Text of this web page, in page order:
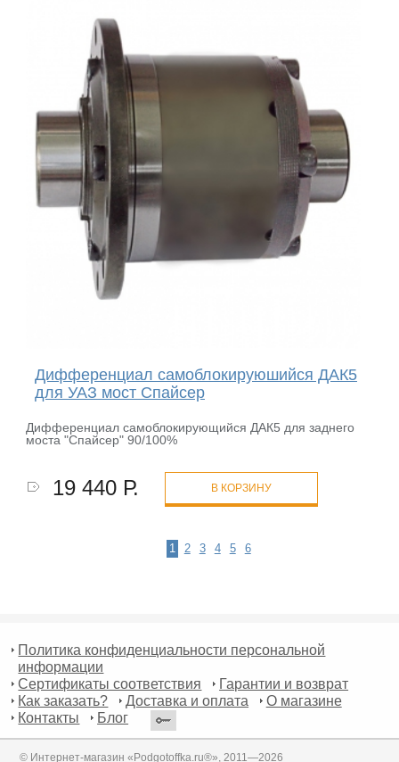
Дифференциал самоблокируюшийся ДАК5
для УАЗ мост Спайсер
Дифференциал самоблокирующийся ДАК5 для заднего
моста "Спайсер" 90/100%
19 440 Р. В КОРЗИНУ
1 2 3 4 5 6
Политика конфиденциальности персональной
информации
Сертификаты соответствия
Гарантии и возврат
Как заказать?
Доставка и оплата
О магазине
Контакты
Блог
© Интернет-магазин «Podgotoffka.ru®», 2011—2026